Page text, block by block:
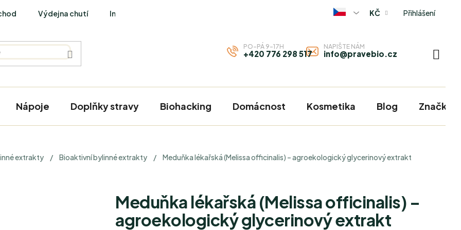
Výdejna chutí Interviews KČ Přihlášení
PO-PÁ 9-17H
+420 776 298 517
NAPIŠTE NÁM
info@pravebio.cz
Nápoje Doplňky stravy Biohacking Domácnost Kosmetika Blog Značky
extrakty / Bioaktivní bylinné extrakty / Meduňka lékařská (Melissa officinalis) – agroekologický glycerinový extrakt
Meduňka lékařská (Melissa officinalis) –
agroekologický glycerinový extrakt